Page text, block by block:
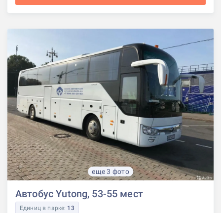
еще 3 фото
Автобус Yutong, 53-55 мест
Единиц в парке: 13